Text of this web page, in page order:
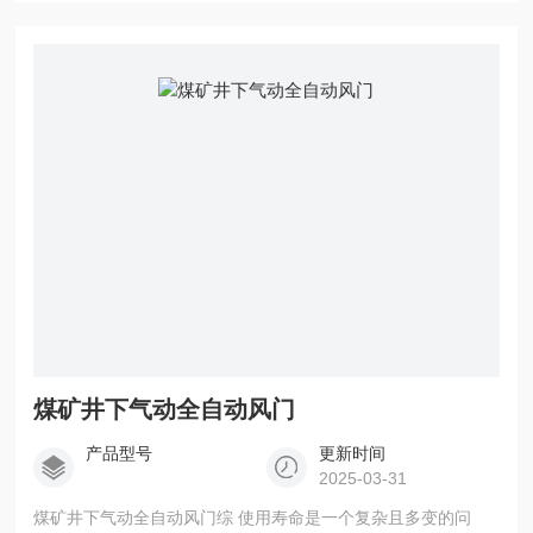
煤矿井下气动全自动风门
产品型号
更新时间
2025-03-31
煤矿井下气动全自动风门综 使用寿命是一个复杂且多变的问